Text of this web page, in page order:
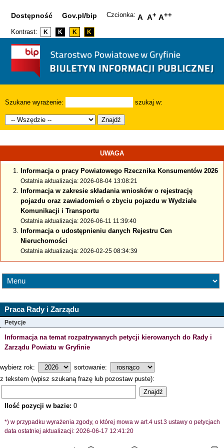
Dostępność Gov.pl/bip Czcionka: A A+ A++
Kontrast: K K K K
Szukane wyrażenie: szukaj w:
Znajdź
UWAGA
Informacja o pracy Powiatowego Rzecznika Konsumentów 2026
Ostatnia aktualizacja: 2026-08-04 13:08:21
Informacja w zakresie składania wniosków o rejestrację
pojazdu oraz zawiadomień o zbyciu pojazdu w Wydziale
Komunikacji i Transportu
Ostatnia aktualizacja: 2026-06-11 11:39:40
Informacja o udostępnieniu danych Rejestru Cen
Nieruchomości
Ostatnia aktualizacja: 2026-02-25 08:34:39
Praca Rady i Zarządu
Petycje
Informacja na temat rozpatrywanych petycji kierowanych do Rady i
Zarządu Powiatu w Gryfinie
wybierz rok:
sortowanie:
z tekstem (wpisz szukaną frazę lub pozostaw puste):
Znajdź
Ilość pozycji w bazie: 0
*) w przypadku wyrażenia zgody, o której mowa w art.4 ust.3 ustawy o petycjach
data ostatniej aktualizacji: 2026-06-17 12:41:20